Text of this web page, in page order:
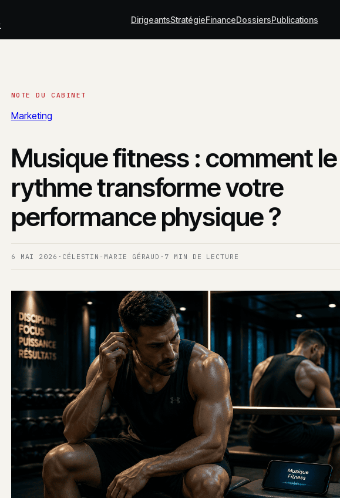
DirigeantsStratégieFinanceDossiersPublications
Marketing
Musique fitness : comment le
rythme transforme votre
performance physique ?
6 MAI 2026 · CÉLESTIN-MARIE GÉRAUD · 7 MIN DE LECTURE